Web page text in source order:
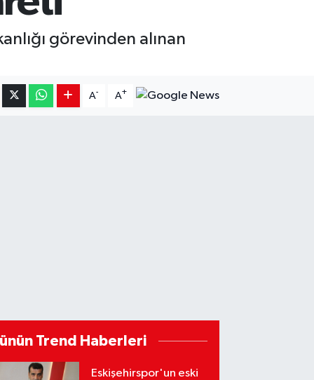
görevinden alınan
A- A+
Trend Haberleri
Eskişehirspor'un eski